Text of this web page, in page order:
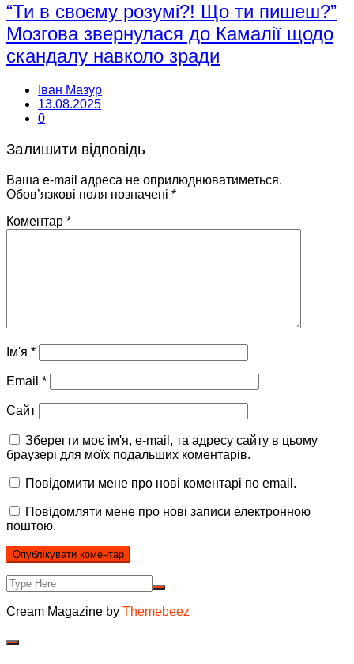
“Ти в своєму розумі?! Що ти пишеш?”
Мозгова звернулася до Камалії щодо
скандалу навколо зради
Іван Мазур
13.08.2025
0
Залишити відповідь
Ваша e-mail адреса не оприлюднюватиметься.
Обов’язкові поля позначені *
Коментар *
Ім'я *
Email *
Сайт
Зберегти моє ім'я, e-mail, та адресу сайту в цьому
браузері для моїх подальших коментарів.
Повідомити мене про нові коментарі по email.
Повідомляти мене про нові записи електронною
поштою.
Cream Magazine by Themebeez